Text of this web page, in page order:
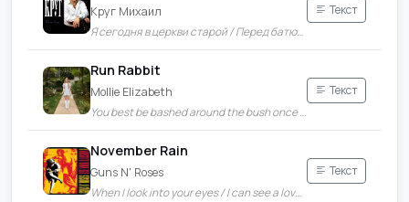
Круг Михаил
Я сегодня в церкви старой / Перед батюшкой стою
Текст
Run Rabbit
Mollie Elizabeth
You best be bashed around the bush once or twice / Before you get to taste the finer life
Текст
November Rain
Guns N' Roses
When I look into your eyes / I can see a love restrained
Текст